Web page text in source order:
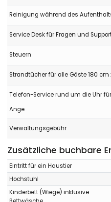
Reinigung während des
Service Desk für Fragen und
Steuern
Strandtücher für alle Gäste 180 cm
Telefon-Service rund um die Uhr
Ange
Verwaltungsgebühr
Zusätzliche buchbare
Eintritt für ein Haustier
Hochstuhl
Kinderbett (Wiege) inklusive